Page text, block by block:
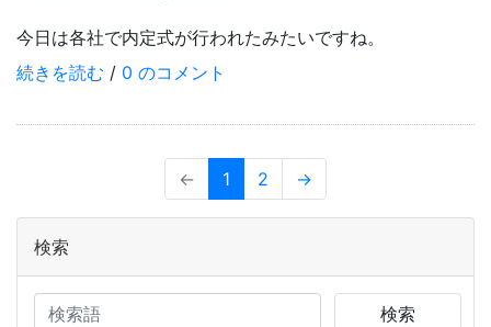
今日は各社で内定式が行われたみたいですね。
続きを読む / 0 のコメント
← 1 2 →
検索
検索